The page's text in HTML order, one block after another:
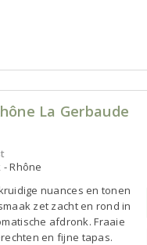
La Gerbaude
Rhône
nuances en tonen
zet zacht en rond in
afdronk. Fraaie
en fijne tapas.